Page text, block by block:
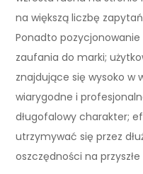
na większą liczbę
Ponadto
zaufania do marki;
znajdujące się wysoko w
wiarygodne i
długofalowy charakter;
utrzymywać się przez
oszczędności na